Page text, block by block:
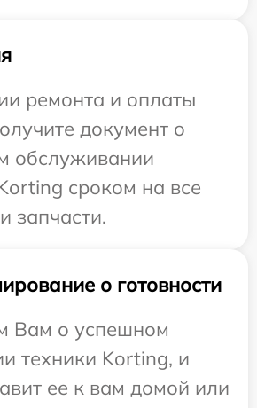
ремонта и оплаты
документ о
обслуживании
сроком на все
запчасти.
о готовности
Вам о успешном
техники Korting, и
ее к вам домой или